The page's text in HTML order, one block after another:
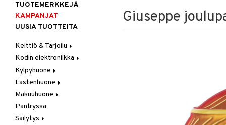
Giuseppe
TUOTEMERKKEJÄ
KAMPANJAT
UUSIA TUOTTEITA
Keittiö & Tarjoilu
Aterimet
Kannut & Karahvit
Keittiösäilytys
Keittiötekstiilit
Keittiövälineet
Kodinkoneet
Kodin elektroniikka
Ääni
Kylpyhuone
Kylpyhuoneen sisustus
Kylpyhuoneen tarvikkeita
Kylpyhuoneen tekstiilit
Lastenhuone
Kylpyhuoneen koristelu
Lasten huonekalut
Lasten lamput
Makuuhuone
Huovat & Saalit
Koristetyynyt
Pantryssa
Säilytys